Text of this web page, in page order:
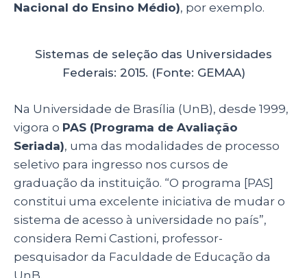
Nacional do Ensino Médio), por exemplo.
Sistemas de seleção das Universidades
Federais: 2015. (Fonte: GEMAA)
Na Universidade de Brasília (UnB), desde 1999,
vigora o PAS (Programa de Avaliação
Seriada), uma das modalidades de processo
seletivo para ingresso nos cursos de
graduação da instituição. “O programa [PAS]
constitui uma excelente iniciativa de mudar o
sistema de acesso à universidade no país”,
considera Remi Castioni, professor-
pesquisador da Faculdade de Educação da
UnB.